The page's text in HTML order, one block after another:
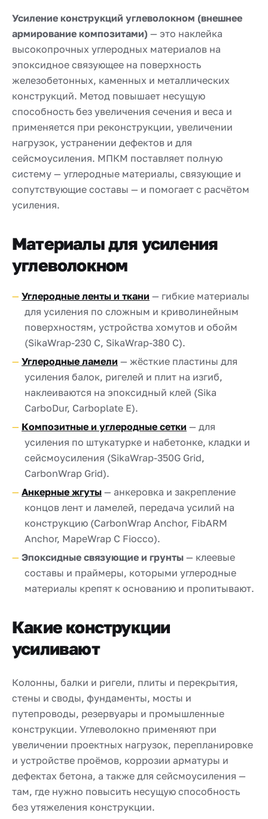
Усиление конструкций углеволокном (внешнее
армирование композитами) — это наклейка
высокопрочных углеродных материалов на
эпоксидное связующее на поверхность
железобетонных, каменных и металлических
конструкций. Метод повышает несущую
способность без увеличения сечения и веса и
применяется при реконструкции, увеличении
нагрузок, устранении дефектов и для
сейсмоусиления. МПКМ поставляет полную
систему — углеродные материалы, связующие и
сопутствующие составы — и помогает с расчётом
усиления.
Материалы для усиления
углеволокном
Углеродные ленты и ткани — гибкие материалы
для усиления по сложным и криволинейным
поверхностям, устройства хомутов и обойм
(SikaWrap-230 C, SikaWrap-380 C).
Углеродные ламели — жёсткие пластины для
усиления балок, ригелей и плит на изгиб,
наклеиваются на эпоксидный клей (Sika
CarboDur, Carboplate E).
Композитные и углеродные сетки — для
усиления по штукатурке и набетонке, кладки и
сейсмоусиления (SikaWrap-350G Grid,
CarbonWrap Grid).
Анкерные жгуты — анкеровка и закрепление
концов лент и ламелей, передача усилий на
конструкцию (CarbonWrap Anchor, FibARM
Anchor, MapeWrap C Fiocco).
Эпоксидные связующие и грунты — клеевые
составы и праймеры, которыми углеродные
материалы крепят к основанию и пропитывают.
Какие конструкции
усиливают
Колонны, балки и ригели, плиты и перекрытия,
стены и своды, фундаменты, мосты и
путепроводы, резервуары и промышленные
конструкции. Углеволокно применяют при
увеличении проектных нагрузок, перепланировке
и устройстве проёмов, коррозии арматуры и
дефектах бетона, а также для сейсмоусиления —
там, где нужно повысить несущую способность
без утяжеления конструкции.